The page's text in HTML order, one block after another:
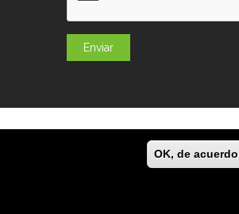
En la Prensa Contacto
OK, de acuerdo